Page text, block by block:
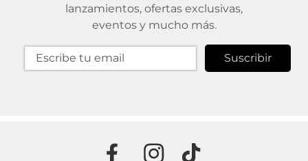
lanzamientos, ofertas exclusivas,
eventos y mucho más.
Suscribir